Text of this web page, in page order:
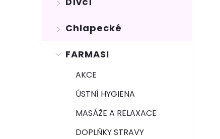
Chlapecké
FARMASI
AKCE
ÚSTNÍ HYGIENA
MASÁŽE A RELAXACE
DOPLŇKY STRAVY